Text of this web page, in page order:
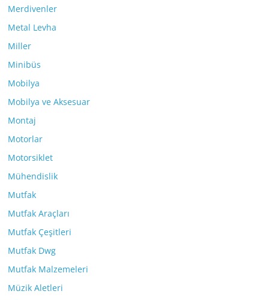
Merdivenler
Metal Levha
Miller
Minibüs
Mobilya
Mobilya ve Aksesuar
Montaj
Motorlar
Motorsiklet
Mühendislik
Mutfak
Mutfak Araçları
Mutfak Çeşitleri
Mutfak Dwg
Mutfak Malzemeleri
Müzik Aletleri